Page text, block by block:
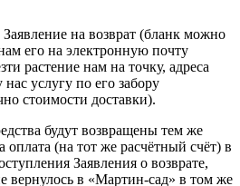
на возврат (бланк можно
его на электронную почту
растение нам на точку, адреса
нас услугу по его забору
стоимости доставки).
будут возвращены тем же
оплата (на тот же расчётный счёт) в
Заявления о возврате,
вернулось в «Мартин-сад» в том же